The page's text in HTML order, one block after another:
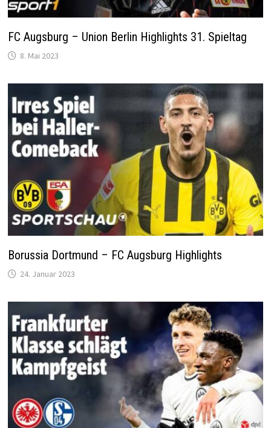
FC Augsburg – Union Berlin Highlights 31. Spieltag
8. Mai 2023
Borussia Dortmund – FC Augsburg Highlights
24. Januar 2023